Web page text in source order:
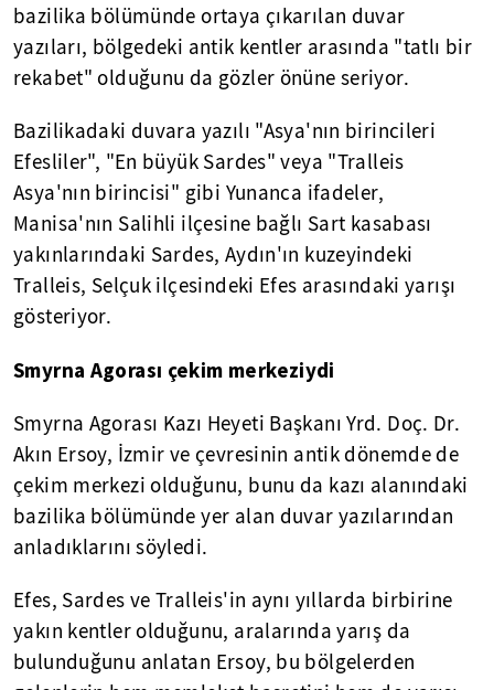
bazilika bölümünde ortaya çıkarılan duvar
yazıları, bölgedeki antik kentler arasında "tatlı bir
rekabet" olduğunu da gözler önüne seriyor.
Bazilikadaki duvara yazılı "Asya'nın birincileri
Efesliler", "En büyük Sardes" veya "Tralleis
Asya'nın birincisi" gibi Yunanca ifadeler,
Manisa'nın Salihli ilçesine bağlı Sart kasabası
yakınlarındaki Sardes, Aydın'ın kuzeyindeki
Tralleis, Selçuk ilçesindeki Efes arasındaki yarışı
gösteriyor.
Smyrna Agorası çekim merkeziydi
Smyrna Agorası Kazı Heyeti Başkanı Yrd. Doç. Dr.
Akın Ersoy, İzmir ve çevresinin antik dönemde de
çekim merkezi olduğunu, bunu da kazı alanındaki
bazilika bölümünde yer alan duvar yazılarından
anladıklarını söyledi.
Efes, Sardes ve Tralleis'in aynı yıllarda birbirine
yakın kentler olduğunu, aralarında yarış da
bulunduğunu anlatan Ersoy, bu bölgelerden